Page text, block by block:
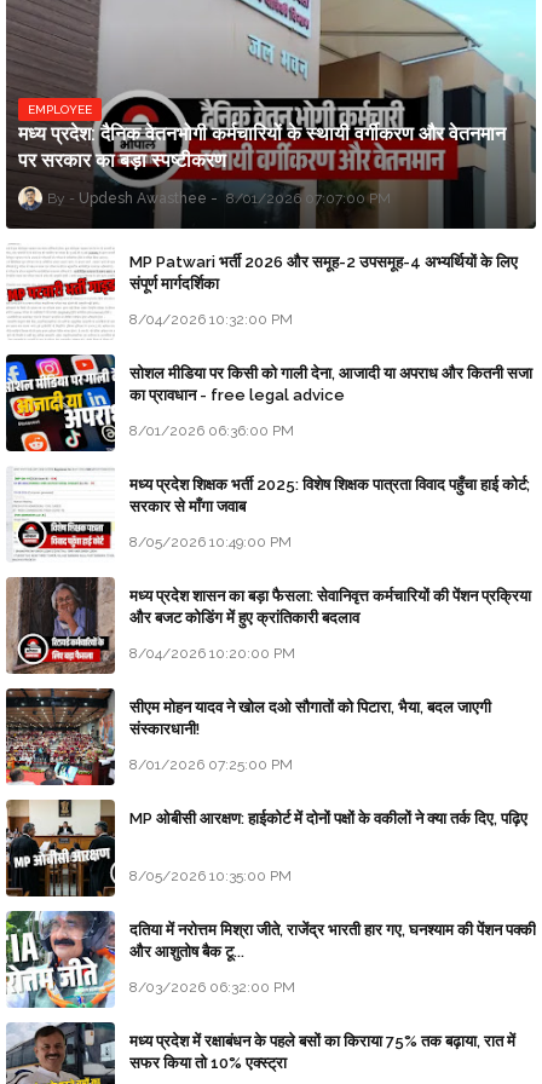
EMPLOYEE
मध्य प्रदेश: दैनिक वेतनभोगी कर्मचारियों के स्थायी वर्गीकरण और वेतनमान
पर सरकार का बड़ा स्पष्टीकरण
Updesh Awasthee 8/01/2026 07:07:00 PM
MP Patwari भर्ती 2026 और समूह-2 उपसमूह-4 अभ्यर्थियों के लिए
संपूर्ण मार्गदर्शिका
8/04/2026 10:32:00 PM
सोशल मीडिया पर किसी को गाली देना, आजादी या अपराध और कितनी सजा
का प्रावधान - free legal advice
8/01/2026 06:36:00 PM
मध्य प्रदेश शिक्षक भर्ती 2025: विशेष शिक्षक पात्रता विवाद पहुँचा हाई कोर्ट;
सरकार से माँगा जवाब
8/05/2026 10:49:00 PM
मध्य प्रदेश शासन का बड़ा फैसला: सेवानिवृत्त कर्मचारियों की पेंशन प्रक्रिया
और बजट कोडिंग में हुए क्रांतिकारी बदलाव
8/04/2026 10:20:00 PM
सीएम मोहन यादव ने खोल दओ सौगातों को पिटारा, भैया, बदल जाएगी
संस्कारधानी!
8/01/2026 07:25:00 PM
MP ओबीसी आरक्षण: हाईकोर्ट में दोनों पक्षों के वकीलों ने क्या तर्क दिए, पढ़िए
8/05/2026 10:35:00 PM
दतिया में नरोत्तम मिश्रा जीते, राजेंद्र भारती हार गए, घनश्याम की पेंशन पक्की
और आशुतोष बैक टू...
8/03/2026 06:32:00 PM
मध्य प्रदेश में रक्षाबंधन के पहले बसों का किराया 75% तक बढ़ाया, रात में
सफर किया तो 10% एक्स्ट्रा